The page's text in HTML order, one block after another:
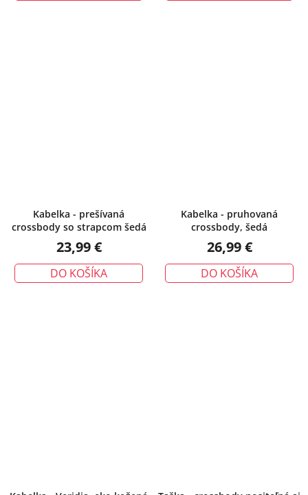
Kabelka - prešívaná
crossbody so strapcom šedá
23,99 €
DO KOŠÍKA
Kabelka - pruhovaná
crossbody, šedá
26,99 €
DO KOŠÍKA